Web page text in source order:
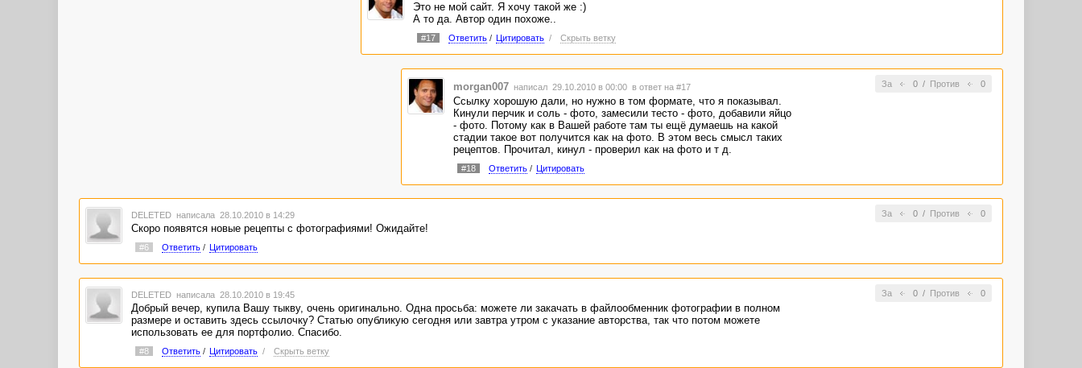
Это не мой сайт. Я хочу такой же :)
А то да. Автор один похоже..
#17 Ответить/ Цитировать / Скрыть ветку
За 0/ Против 0
morgan007 написал 29.10.2010 в 00:00 в ответ на #17
Ссылку хорошую дали, но нужно в том формате, что я показывал.
Кинули перчик и соль - фото, замесили тесто - фото, добавили яйцо
- фото. Потому как в Вашей работе там ты ещё думаешь на какой
стадии такое вот получится как на фото. В этом весь смысл таких
рецептов. Прочитал, кинул - проверил как на фото и т д.
#18 Ответить/ Цитировать
За 0/ Против 0
DELETED написала 28.10.2010 в 14:29
Скоро появятся новые рецепты с фотографиями! Ожидайте!
#6 Ответить/ Цитировать
За 0/ Против 0
DELETED написала 28.10.2010 в 19:45
Добрый вечер, купила Вашу тыкву, очень оригинально. Одна просьба: можете ли закачать в файлообменник фотографии в полном
размере и оставить здесь ссылочку? Статью опубликую сегодня или завтра утром с указание авторства, так что потом можете
использовать ее для портфолио. Спасибо.
#8 Ответить/ Цитировать / Скрыть ветку